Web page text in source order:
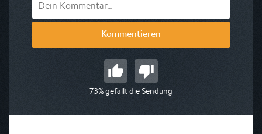
Kommentieren
73% gefällt die Sendung